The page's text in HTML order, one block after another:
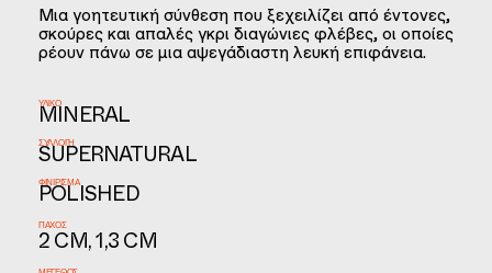
Μια γοητευτική σύνθεση που ξεχειλίζει από έντονες,
σκούρες και απαλές γκρι διαγώνιες φλέβες, οι οποίες
ρέουν πάνω σε μια αψεγάδιαστη λευκή επιφάνεια.
ΥΛΙΚΌ
MINERAL
ΣΥΛΛΟΓΉ
SUPERNATURAL
ΦΙΝΊΡΙΣΜΑ
POLISHED
ΠΆΧΟΣ
2 CM, 1,3 CM